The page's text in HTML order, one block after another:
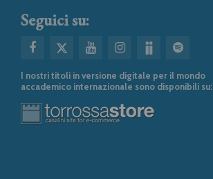
Seguici su:
I nostri titoli in versione digitale per il mondo
accademico internazionale sono disponibili su: